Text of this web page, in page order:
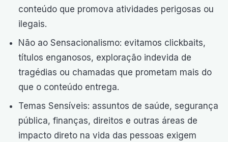
conteúdo que promova atividades perigosas ou
ilegais.
Não ao Sensacionalismo: evitamos clickbaits,
títulos enganosos, exploração indevida de
tragédias ou chamadas que prometam mais do
que o conteúdo entrega.
Temas Sensíveis: assuntos de saúde, segurança
pública, finanças, direitos e outras áreas de
impacto direto na vida das pessoas exigem